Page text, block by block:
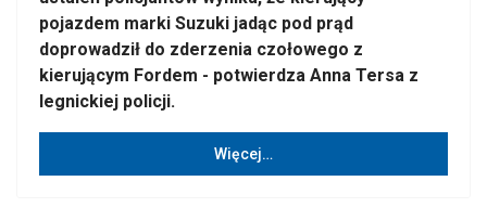
pojazdem marki Suzuki jadąc pod prąd
doprowadził do zderzenia czołowego z
kierującym Fordem - potwierdza Anna Tersa z
legnickiej policji.
Więcej…